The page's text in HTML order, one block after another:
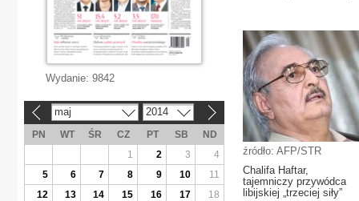
źródło: AFP/STR
Chalifa Haftar,
tajemniczy przywódca
libijskiej „trzeciej siły”
Wydanie: 9842
maj 2014
PN WT ŚR CZ PT SB
ND
1
2 3
4
5
6 7 8 9 10
11
12
13 14 15 16 17
18